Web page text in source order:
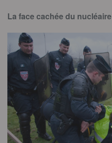
La face cachée du nucléaire